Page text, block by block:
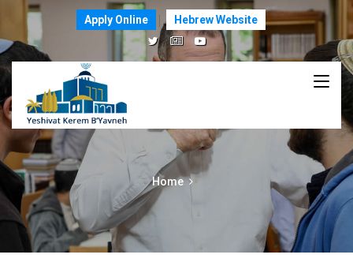
Apply Online Hebrew Website
Home